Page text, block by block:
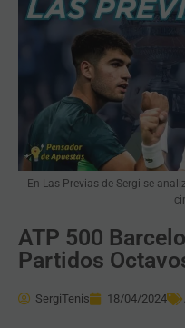
En Las Previas de Sergi se
ATP 500
Partidos
SergiTenis 18/04/2024